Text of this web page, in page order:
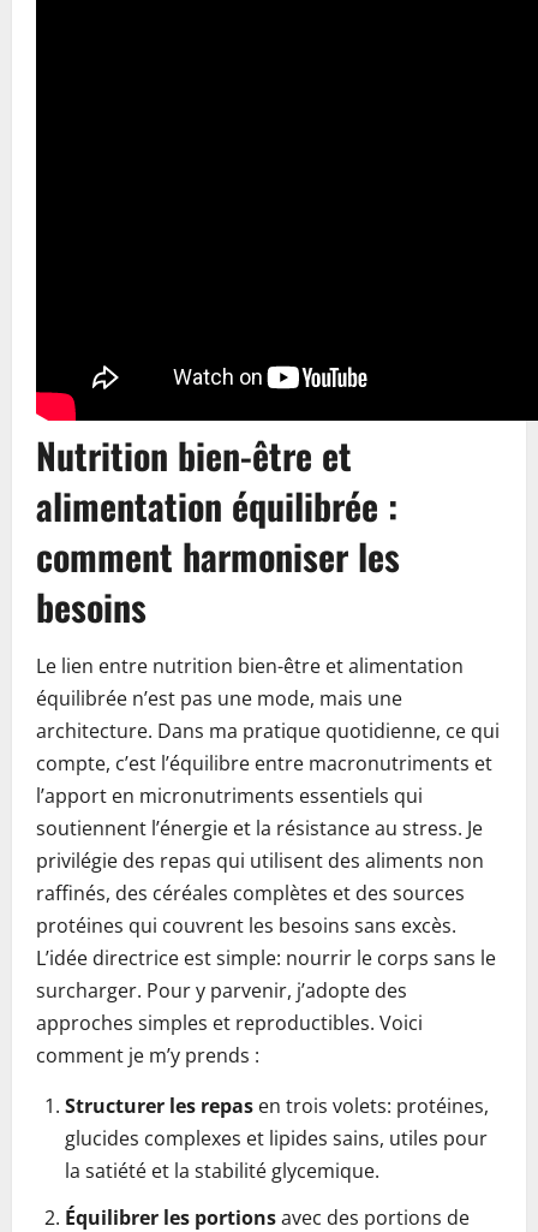
Nutrition bien-être et
alimentation équilibrée :
comment harmoniser les
besoins
Le lien entre nutrition bien-être et alimentation
équilibrée n’est pas une mode, mais une
architecture. Dans ma pratique quotidienne, ce qui
compte, c’est l’équilibre entre macronutriments et
l’apport en micronutriments essentiels qui
soutiennent l’énergie et la résistance au stress. Je
privilégie des repas qui utilisent des aliments non
raffinés, des céréales complètes et des sources
protéines qui couvrent les besoins sans excès.
L’idée directrice est simple: nourrir le corps sans le
surcharger. Pour y parvenir, j’adopte des
approches simples et reproductibles. Voici
comment je m’y prends :
Structurer les repas en trois volets: protéines,
glucides complexes et lipides sains, utiles pour
la satiété et la stabilité glycemique.
Équilibrer les portionsavec des portions de